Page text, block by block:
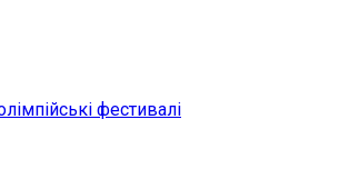
фестивалі